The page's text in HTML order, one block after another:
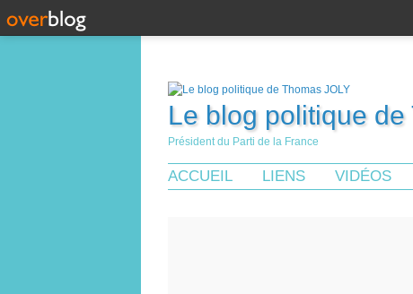
Le blog politique de
Président du Parti de la France
ACCUEIL LIENS VIDÉOS